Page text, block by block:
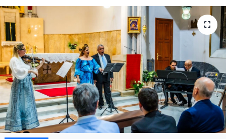
SAĞLIK
SPOR
TEKNOLOJİ
YAŞAM
YEREL YÖNETİMLER